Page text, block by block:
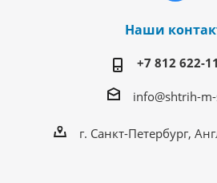
Наши
+7 812 622-
info@shtrih-
г. Санкт-Петербург,